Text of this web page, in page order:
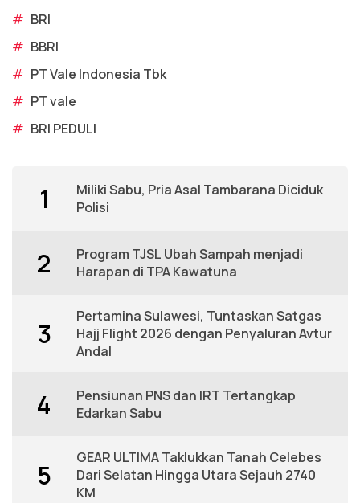
# BRI
# BBRI
# PT Vale Indonesia Tbk
# PT vale
# BRI PEDULI
1
Miliki Sabu, Pria Asal Tambarana Diciduk
Polisi
2
Program TJSL Ubah Sampah menjadi
Harapan di TPA Kawatuna
3
Pertamina Sulawesi, Tuntaskan Satgas
Hajj Flight 2026 dengan Penyaluran Avtur
Andal
4
Pensiunan PNS dan IRT Tertangkap
Edarkan Sabu
5
GEAR ULTIMA Taklukkan Tanah Celebes
Dari Selatan Hingga Utara Sejauh 2740
KM